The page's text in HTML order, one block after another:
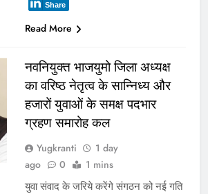
Share
Read More
नवनियुक्त भाजयुमो जिला अध्यक्ष
का वरिष्ठ नेतृत्व के सान्निध्य और
हजारों युवाओं के समक्ष पदभार
ग्रहण समारोह कल
Yugkranti
1 day
ago
0 1 mins
युवा संवाद के जरिये करेंगे संगठन को नई गति